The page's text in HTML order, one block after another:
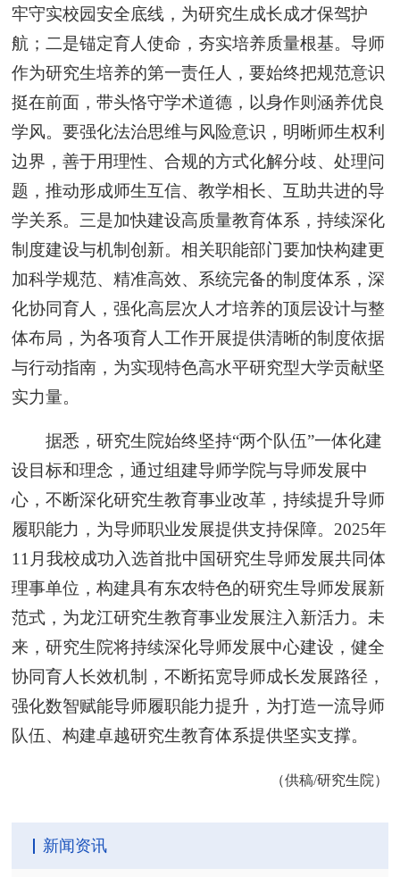
牢守实校园安全底线，为研究生成长成才保驾护
航；二是锚定育人使命，夯实培养质量根基。导师
作为研究生培养的第一责任人，要始终把规范意识
挺在前面，带头恪守学术道德，以身作则涵养优良
学风。要强化法治思维与风险意识，明晰师生权利
边界，善于用理性、合规的方式化解分歧、处理问
题，推动形成师生互信、教学相长、互助共进的导
学关系。三是加快建设高质量教育体系，持续深化
制度建设与机制创新。相关职能部门要加快构建更
加科学规范、精准高效、系统完备的制度体系，深
化协同育人，强化高层次人才培养的顶层设计与整
体布局，为各项育人工作开展提供清晰的制度依据
与行动指南，为实现特色高水平研究型大学贡献坚
实力量。
据悉，研究生院始终坚持“两个队伍”一体化建
设目标和理念，通过组建导师学院与导师发展中
心，不断深化研究生教育事业改革，持续提升导师
履职能力，为导师职业发展提供支持保障。2025年
11月我校成功入选首批中国研究生导师发展共同体
理事单位，构建具有东农特色的研究生导师发展新
范式，为龙江研究生教育事业发展注入新活力。未
来，研究生院将持续深化导师发展中心建设，健全
协同育人长效机制，不断拓宽导师成长发展路径，
强化数智赋能导师履职能力提升，为打造一流导师
队伍、构建卓越研究生教育体系提供坚实支撑。
（供稿/研究生院）
新闻资讯